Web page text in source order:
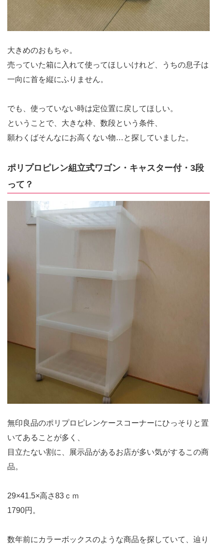
大きめのおもちゃ。
売っていた箱に入れて使ってほしいけれど、うちの息子は
一向に首を縦にふりません。
でも、使っていない時は定位置に戻してほしい。
ということで、大きな枠、数段という条件、
願わくばそんなにお高くない物…と探していました。
ポリプロピレン組立式ワゴン・キャスター付・3段
って？
無印良品のポリプロピレンケースコーナーにひっそりと置
いてあることが多く、
目立たない割に、展示品があるお店が多い気がするこの商
品。
29×41.5×高さ83ｃｍ
1790円。
数年前にカラーボックスのような商品を探していて、辿り